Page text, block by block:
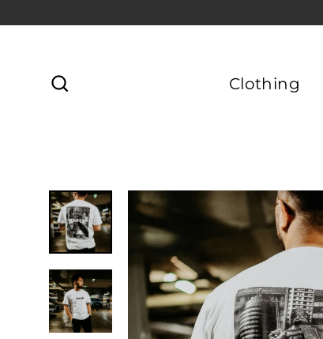
zum
Clothing